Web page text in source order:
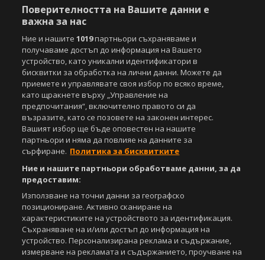
Управление на предпочитания
Съдържанието на този уеб сайт и технологиите, използвани в него, са
под закрила на Закона за авторското право и сродните му права.
Всички статии, репортажи, интервюта и други текстови, графични и
видео материали, публикувани в сайта, са собственост на Агенция
Спортал, освен ако изрично е посочено друго. Допуска се
публикуване на текстови материали само след писмено съгласие на
Агенция Спортал, посочване на източника и добавяне на линк към
www.sportal.bg. Използването на графични и видео материали,
публикувани в сайта, е строго забранено. Нарушителите ще бъдат
санкционирани с цялата строгост на закона.
БЕЗПЛАТНОТО приложение за:
Android
Powered by:
Поверителността на Вашите данни е
важна за нас
Ние и нашите1019партньори съхраняваме и
получаваме достъп до информация на Вашето
устройство, като уникални идентификатори в
бисквитки за обработка на лични данни. Можете да
приемете и управлявате своя избор по всяко време,
като щракнете върху „Управление на
предпочитания“, включително правото си да
възразите, като се позовете на законен интерес.
Вашият избор ще бъде оповестен на нашите
партньори и няма да повлияе на данните за
сърфиране. Политика за бисквитките
Ние и нашите партньори обработваме данни, за да
предоставим:
Използване на точни данни за географско
позициониране. Активно сканиране на
характеристиките на устройството за идентификация.
Съхраняване на и/или достъп до информация на
устройство. Персонализирана реклама и съдържание,
измерване на рекламата и съдържанието, проучване на